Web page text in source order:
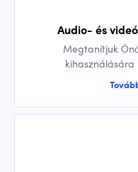
Audio- és
Megtanítjuk